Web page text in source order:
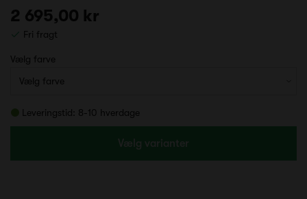
2 695,00 kr
Fri fragt
Vælg farve
Leveringstid: 8-10 hverdage
Vælg varianter